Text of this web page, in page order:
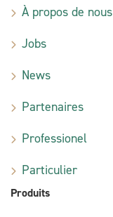
À propos de nous
Jobs
News
Partenaires
Professionel
Particulier
Produits